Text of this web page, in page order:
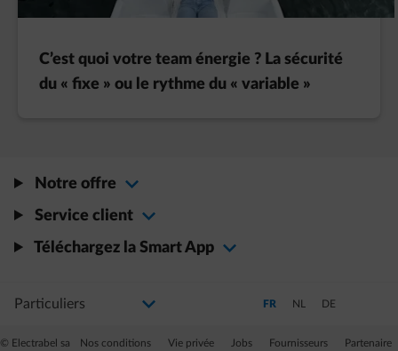
C’est quoi votre team énergie ? La sécurité
du « fixe » ou le rythme du « variable »
Notre offre
Service client
Téléchargez la Smart App
Sélectionnez votre profil
La modification de la sélection permettra d'accéder à une nouvelle page
© Electrabel sa Nos conditions Vie privée Jobs Fournisseurs Partenaire
Passer en Français (Langue
FR Passer en Néerlandais
NL Passer en
DE